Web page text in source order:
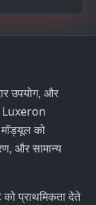
उपयोग, और
Luxeron
को
और सामान्य
प्राथमिकता देते